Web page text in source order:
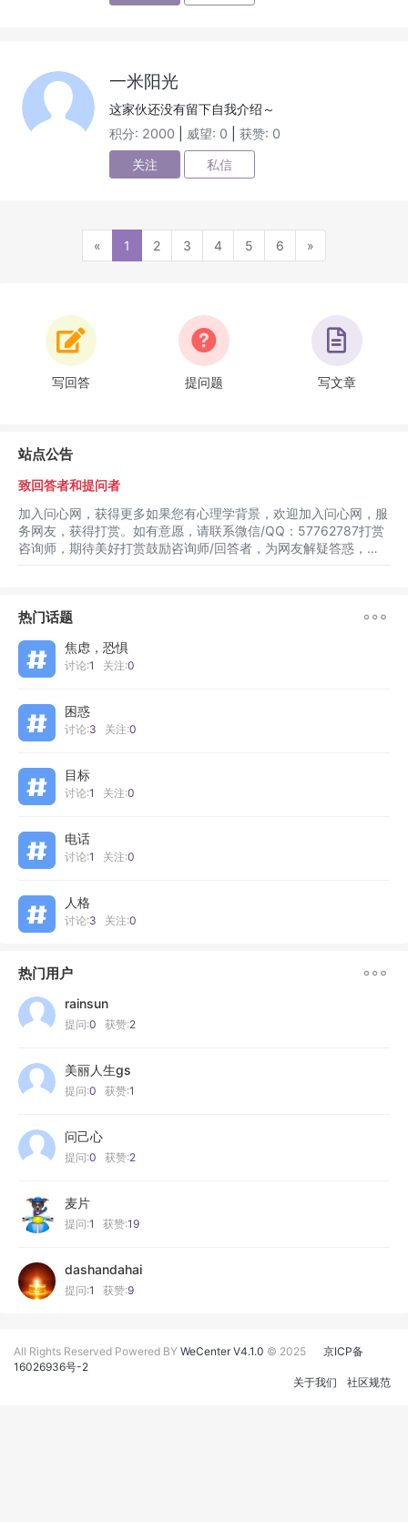
一米阳光
这家伙还没有留下自我介绍～
积分: 2000
威望: 0
获赞: 0
关注
私信
« 1 2 3 4 5 6 »
写回答 提问题 写文章
站点公告
致回答者和提问者
加入问心网，获得更多如果您有心理学背景，欢迎加入问心网，服
务网友，获得打赏。如有意愿，请联系微信/QQ：57762787打赏
咨询师，期待美好打赏鼓励咨询师/回答者，为网友解疑答惑，也
热门话题 
焦虑，恐惧
讨论:1 关注:0
困惑
讨论:3 关注:0
目标
讨论:1 关注:0
电话
讨论:1 关注:0
人格
讨论:3 关注:0
热门用户 
rainsun
提问:0 获赞:2
美丽人生gs
提问:0 获赞:1
问己心
提问:0 获赞:2
麦片
提问:1 获赞:19
dashandahai
提问:1 获赞:9
All Rights Reserved Powered BY WeCenter V4.1.0 © 2025
京ICP备
16026936号-2
关于我们
社区规范